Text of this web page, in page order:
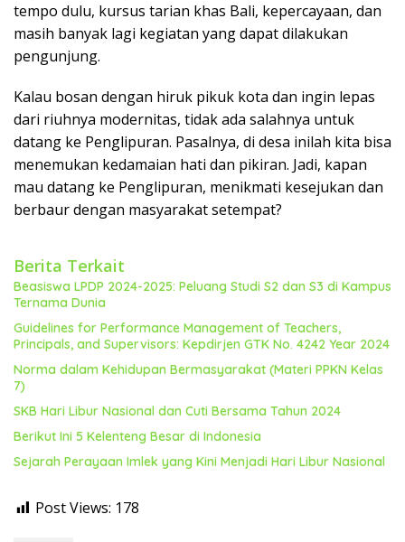
tempo dulu, kursus tarian khas Bali, kepercayaan, dan
masih banyak lagi kegiatan yang dapat dilakukan
pengunjung.
Kalau bosan dengan hiruk pikuk kota dan ingin lepas
dari riuhnya modernitas, tidak ada salahnya untuk
datang ke Penglipuran. Pasalnya, di desa inilah kita bisa
menemukan kedamaian hati dan pikiran. Jadi, kapan
mau datang ke Penglipuran, menikmati kesejukan dan
berbaur dengan masyarakat setempat?
Berita Terkait
Beasiswa LPDP 2024-2025: Peluang Studi S2 dan S3 di Kampus
Ternama Dunia
Guidelines for Performance Management of Teachers,
Principals, and Supervisors: Kepdirjen GTK No. 4242 Year 2024
Norma dalam Kehidupan Bermasyarakat (Materi PPKN Kelas
7)
SKB Hari Libur Nasional dan Cuti Bersama Tahun 2024
Berikut Ini 5 Kelenteng Besar di Indonesia
Sejarah Perayaan Imlek yang Kini Menjadi Hari Libur Nasional
Post Views: 178